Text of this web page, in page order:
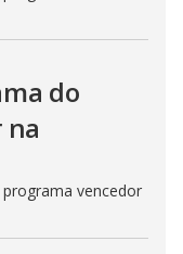
do
na
vencedor